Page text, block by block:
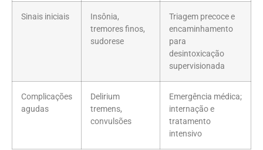
Sinais iniciais
Insônia,
tremores finos,
sudorese
Triagem precoce e
encaminhamento
para
desintoxicação
supervisionada
Complicações
agudas
Delirium
tremens,
convulsões
Emergência médica;
internação e
tratamento
intensivo